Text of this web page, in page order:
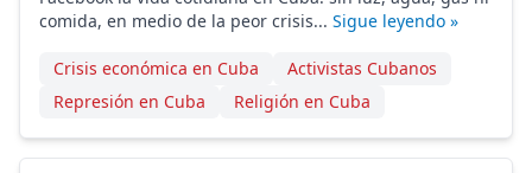
comida, en medio de la peor crisis... Sigue leyendo »
Crisis económica en Cuba
Activistas Cubanos
Represión en Cuba
Religión en Cuba